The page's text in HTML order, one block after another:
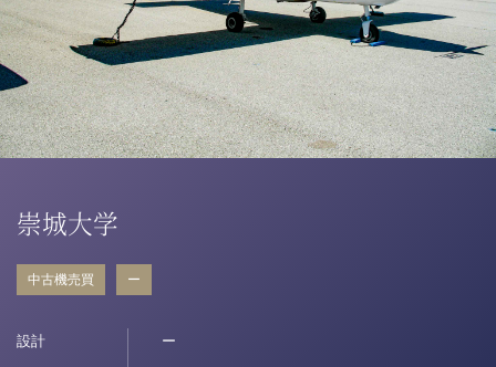
採用情報
お問い合わせ
病院関係者の方
自治体関係者の方
設計及び建築関係者の方
崇城大学
中古機売買 ー
設計 ー